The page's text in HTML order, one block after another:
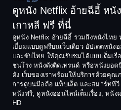
Comedy ต
Coming-of-age
Crime อาชญา
Crime อาชญ
1992
1990
1988
1986
1984
1982
1980
ดูหนัง Netflix อ้ายฉีอี้ หนั
เกาหลี ฟรี ที่นี่
ดูหนัง Netflix อ้ายฉีอี้ รวมถึงหนังไท
เยี่ยมแบบดูฟรีบนเว็บเดียว อัปเดตหนั
และซับไทย ให้คุณรับชมได้แบบเต็มเรื่
ชนโรง หนังดังติดเทรนด์ หรือหนังยอ
ดัง เว็บของเราพร้อมให้บริการด้วยคุ
การดูบนมือถือ แท็บเล็ต และสมาร์ทที
หนังฟรี, ดูหนังออนไลน์เต็มเรื่อง, หนัง
HD